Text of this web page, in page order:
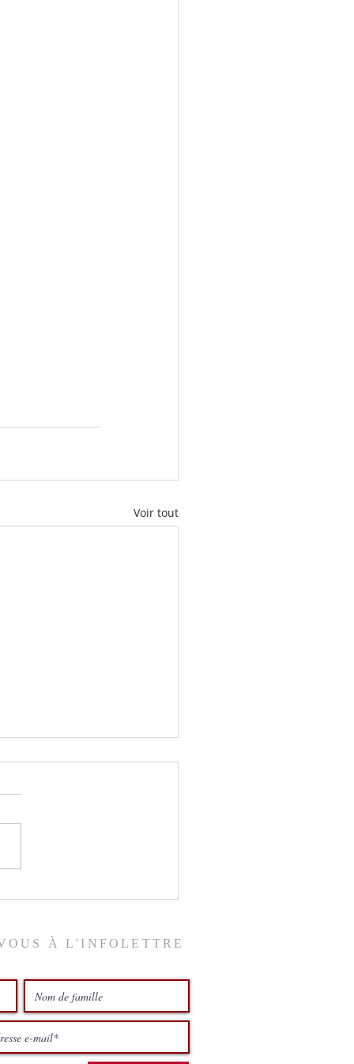
Voir tout
À L'INFOLETTRE